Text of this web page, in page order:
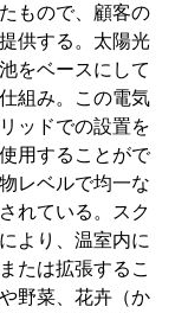
もので、顧客の
供する。太陽光
をベースにして
組み。この電気
ッドでの設置を
用することがで
レベルで均一な
れている。スク
より、温室内に
たは拡張するこ
野菜、花卉（か